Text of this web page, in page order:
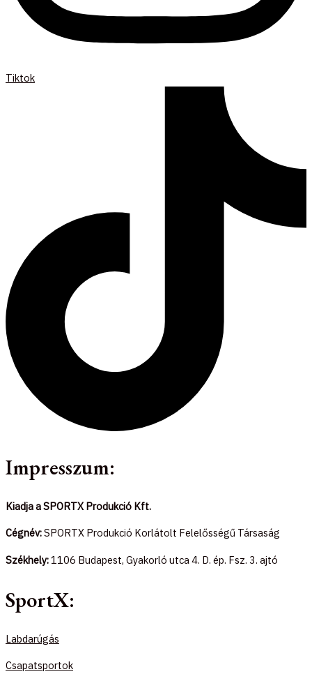
Tiktok
Impresszum:
Kiadja a SPORTX Produkció Kft.
Cégnév:SPORTX Produkció Korlátolt Felelősségű Társaság
Székhely:1106 Budapest, Gyakorló utca 4. D. ép. Fsz. 3. ajtó
SportX:
Labdarúgás
Csapatsportok